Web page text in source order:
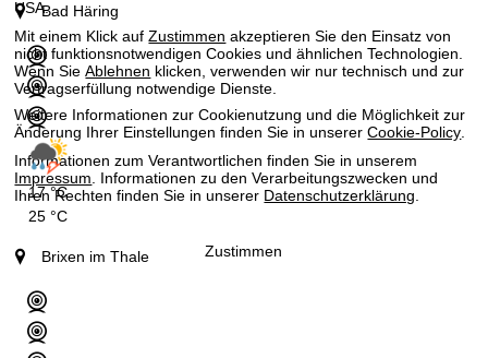
USA.
Mit einem Klick aufZustimmen akzeptieren Sie den Einsatz von
nicht funktionsnotwendigen Cookies und ähnlichen Technologien.
Wenn SieAblehnen klicken, verwenden wir nur technisch und zur
Vertragserfüllung notwendige Dienste.
Weitere Informationen zur Cookienutzung und die Möglichkeit zur
Änderung Ihrer Einstellungen finden Sie in unsererCookie-Policy
Informationen zum Verantwortlichen finden Sie in unserem
Impressum . Informationen zu den Verarbeitungszwecken und
Ihren Rechten finden Sie in unserer Datenschutzerklärung
Zustimmen
Bad Häring
17 °C
25 °C
Brixen im Thale